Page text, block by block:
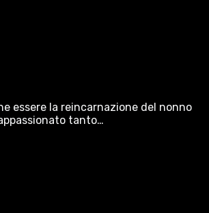
essere la reincarnazione del nonno
tanto…